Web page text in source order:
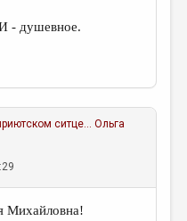
- душевное.
ситце... Ольга
Михайловна!